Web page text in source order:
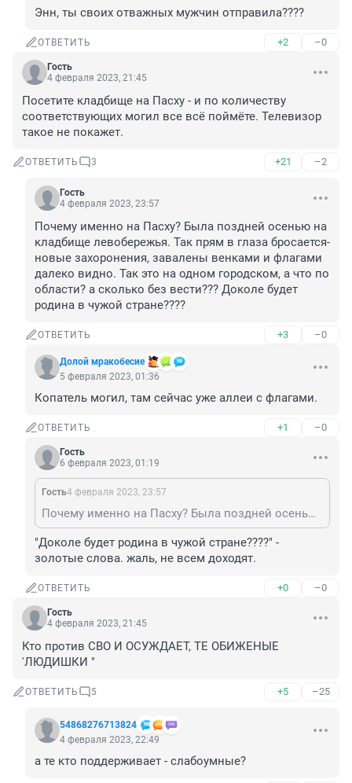
Энн, ты своих отважных мужчин отправила????
ОТВЕТИТЬ +2 –0
Гость
4 февраля 2023, 21:45
Посетите кладбище на Пасху - и по количеству
соответствующих могил все всё поймёте. Телевизор
такое не покажет.
ОТВЕТИТЬ 3 +21 –2
Гость
4 февраля 2023, 23:57
Почему именно на Пасху? Была поздней осенью на
кладбище левобережья. Так прям в глаза бросается-
новые захоронения, завалены венками и флагами
далеко видно. Так это на одном городском, а что по
области? а сколько без вести??? Доколе будет
родина в чужой стране????
ОТВЕТИТЬ +3 –0
Долой мракобесие
5 февраля 2023, 01:36
Копатель могил, там сейчас уже аллеи с флагами.
ОТВЕТИТЬ +1 –0
Гость
6 февраля 2023, 01:19
Гость4 февраля 2023, 23:57
Почему именно на Пасху? Была поздней осенью на кладбище левобережья. Так прям в глаза бросается- новые захоронения, завалены венками и флагами далеко видно. Так это на одном городском, а что по области? а сколько без вести??? Доколе будет родина в чужой стране????
"Доколе будет родина в чужой стране????" -
золотые слова. жаль, не всем доходят.
ОТВЕТИТЬ +0 –0
Гость
4 февраля 2023, 21:45
Кто против СВО И ОСУЖДАЕТ, ТЕ ОБИЖЕНЫЕ
'ЛЮДИШКИ "
ОТВЕТИТЬ 5 +5 –25
54868276713824
4 февраля 2023, 22:49
а те кто поддерживает - слабоумные?